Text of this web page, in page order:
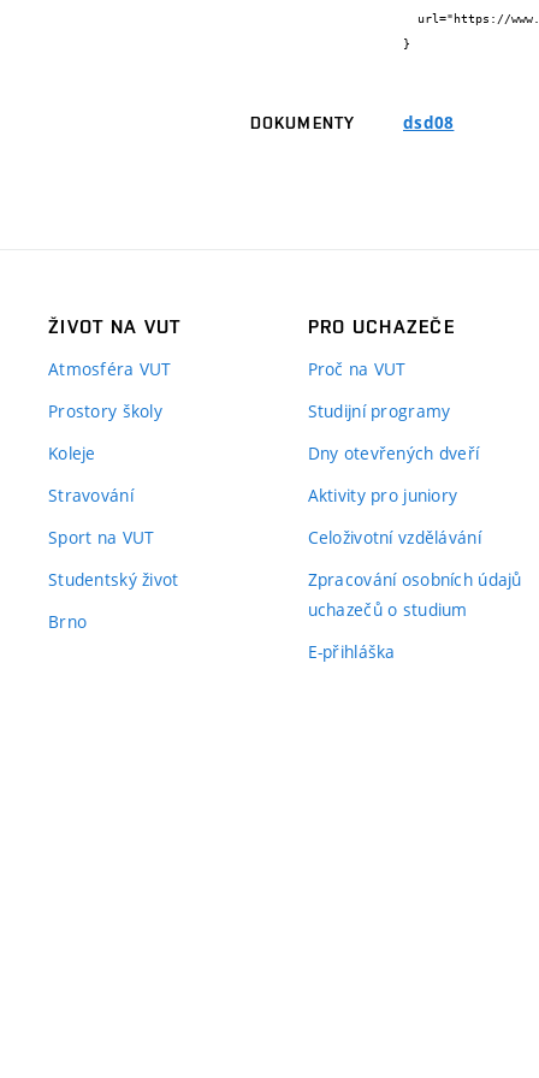
}
DOKUMENTY dsd08
ŽIVOT NA VUT
Atmosféra VUT
Prostory školy
Koleje
Stravování
Sport na VUT
Studentský život
Brno
PRO UCHAZEČE
Proč na VUT
Studijní programy
Dny otevřených dveří
Aktivity pro juniory
Celoživotní vzdělávání
Zpracování osobních údajů
uchazečů o studium
E-přihláška